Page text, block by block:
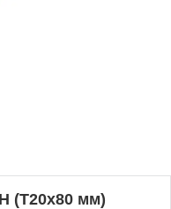
(T20x80 мм)